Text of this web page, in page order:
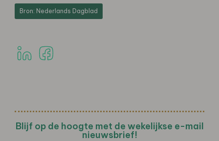
Bron: Nederlands Dagblad
Blijf op de hoogte met de wekelijkse e-mail
nieuwsbrief!